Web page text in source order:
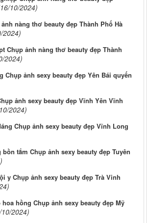
10/2024)
nàng thơ beauty đẹp Thành Phố Hà
2024)
Chụp ảnh nàng thơ beauty đẹp Thành
2024)
Chụp ảnh sexy beauty đẹp Yên Bái quyến
ảnh sexy beauty đẹp Vĩnh Yên Vĩnh
2024)
Chụp ảnh sexy beauty đẹp Vĩnh Long
bồn tắm Chụp ảnh sexy beauty đẹp Tuyên
y Chụp ảnh sexy beauty đẹp Trà Vinh
hồng Chụp ảnh sexy beauty đẹp Mỹ
2024)